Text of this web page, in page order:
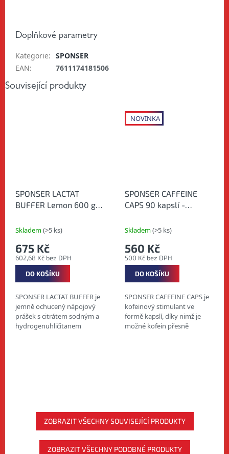
Doplňkové parametry
Kategorie: SPONSER
EAN: 7611174181506
Související produkty
SPONSER LACTAT
BUFFER Lemon 600 g -
laktátu
Skladem(>5 ks)
602,68 Kč bez DPH
675 Kč
DO KOŠÍKU
SPONSER LACTAT BUFFER je
jemně ochucený nápojový
prášek s citrátem sodným a
hydrogenuhličitanem
NOVINKA
SPONSER CAFFEINE
CAPS 90 kapslí -
kapslích
Skladem(>5 ks)
500 Kč bez DPH
560 Kč
DO KOŠÍKU
SPONSER CAFFEINE CAPS je
kofeinový stimulant ve
formě kapslí, díky nimž je
možné kofein přesně
ZOBRAZIT VŠECHNY SOUVISEJÍCÍ PRODUKTY
ZOBRAZIT VŠECHNY PODOBNÉ PRODUKTY